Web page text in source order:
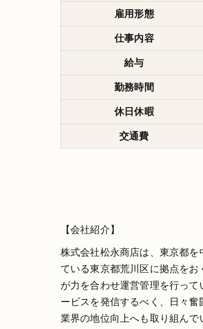
雇用形態
仕事内容
給与
勤務時間
休日休暇
交通費
【会社紹介】
株式会社松永商店は、東京都
ている東京都荒川区に拠点を
が力を合わせ運営管理を行っ
ービスを発信するべく、日々
業界の地位向上へも取り組ん